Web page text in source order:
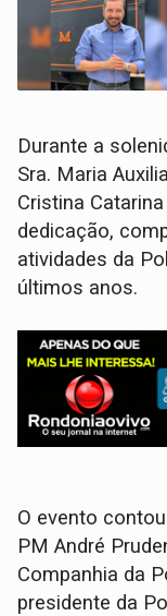
Durante a
Sra. Maria
Cristina
dedicação,
atividades da
últimos anos.
O evento
PM André
Companhia da
presidente da